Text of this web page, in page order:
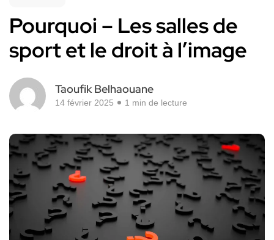
Pourquoi – Les salles de
sport et le droit à l’image
Taoufik Belhaouane
14 février 2025 1 min de lecture